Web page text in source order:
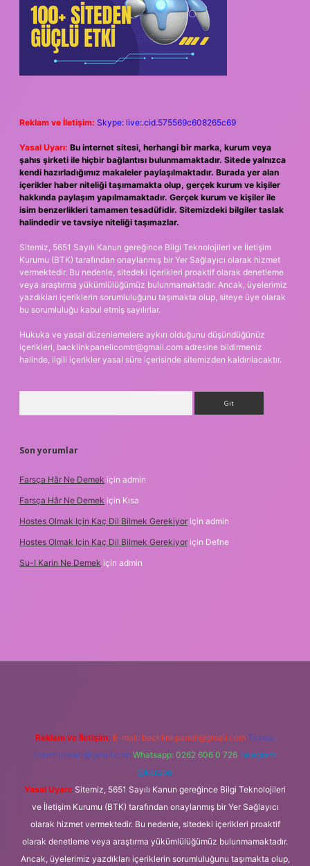
Reklam ve İletişim: Skype: live:.cid.575569c608265c69
Yasal Uyarı: Bu internet sitesi, herhangi bir marka, kurum veya
şahıs şirketi ile hiçbir bağlantısı bulunmamaktadır. Sitede yalnızca
kendi hazırladığımız makaleler paylaşılmaktadır. Burada yer alan
içerikler haber niteliği taşımamakta olup, gerçek kurum ve kişiler
hakkında paylaşım yapılmamaktadır. Gerçek kurum ve kişiler ile
isim benzerlikleri tamamen tesadüfidir. Sitemizdeki bilgiler taslak
halindedir ve tavsiye niteliği taşımazlar.
Sitemiz, 5651 Sayılı Kanun gereğince Bilgi Teknolojileri ve İletişim
Kurumu (BTK) tarafından onaylanmış bir Yer Sağlayıcı olarak hizmet
vermektedir. Bu nedenle, sitedeki içerikleri proaktif olarak denetleme
veya araştırma yükümlülüğümüz bulunmamaktadır. Ancak, üyelerimiz
yazdıkları içeriklerin sorumluluğunu taşımakta olup, siteye üye olarak
bu sorumluluğu kabul etmiş sayılırlar.
Hukuka ve yasal düzenlemelere aykırı olduğunu düşündüğünüz
içerikleri, backlinkpanelicomtr@gmail.com adresine bildirmeniz
halinde, ilgili içerikler yasal süre içerisinde sitemizden kaldırılacaktır.
Son yorumlar
Farsça Hâr Ne Demek için admin
Farsça Hâr Ne Demek için Kısa
Hostes Olmak Için Kaç Dil Bilmek Gerekiyor için admin
Hostes Olmak Için Kaç Dil Bilmek Gerekiyor için Defne
Su-I Karin Ne Demek için admin
Reklam ve İletişim: E-mail: backlinkpaneli@gmail.com Teams:
forumhizmeti@gmail.com Whatsapp: 0262 606 0 726 Telegram:
@karabul
Yasal Uyarı: Sitemiz, 5651 Sayılı Kanun gereğince Bilgi Teknolojileri
ve İletişim Kurumu (BTK) tarafından onaylanmış bir Yer Sağlayıcı
olarak hizmet vermektedir. Bu nedenle, sitedeki içerikleri proaktif
olarak denetleme veya araştırma yükümlülüğümüz bulunmamaktadır.
Ancak, üyelerimiz yazdıkları içeriklerin sorumluluğunu taşımakta olup,